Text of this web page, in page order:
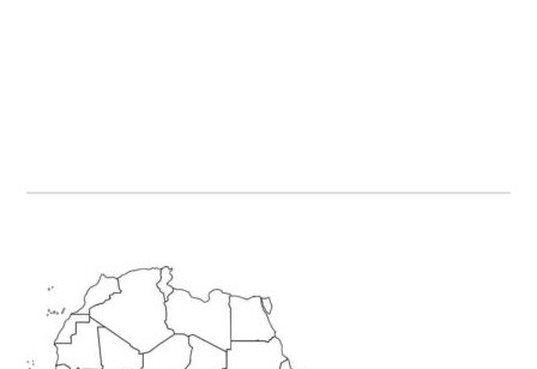
Primary
Sidebar